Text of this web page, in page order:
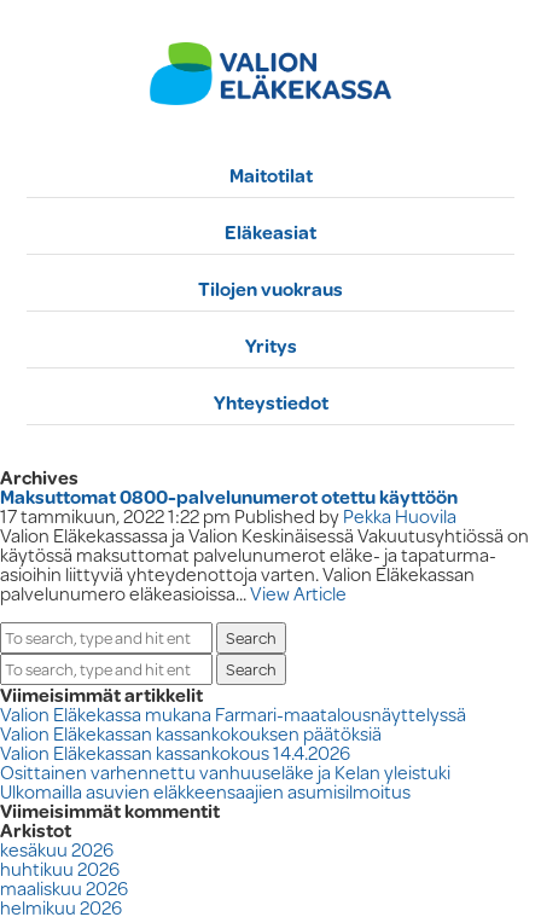
Maitotilat
Eläkeasiat
Tilojen vuokraus
Yritys
Yhteystiedot
Archives
Maksuttomat 0800-palvelunumerot otettu käyttöön
17 tammikuun, 2022 1:22 pm Published byPekka Huovila
Valion Eläkekassassa ja Valion Keskinäisessä Vakuutusyhtiössä on
käytössä maksuttomat palvelunumerot eläke- ja tapaturma-
asioihin liittyviä yhteydenottoja varten. Valion Eläkekassan
palvelunumero eläkeasioissa...View Article
Search
Search
Viimeisimmät artikkelit
Valion Eläkekassa mukana Farmari-maatalousnäyttelyssä
Valion Eläkekassan kassankokouksen päätöksiä
Valion Eläkekassan kassankokous 14.4.2026
Osittainen varhennettu vanhuuseläke ja Kelan yleistuki
Ulkomailla asuvien eläkkeensaajien asumisilmoitus
Viimeisimmät kommentit
Arkistot
kesäkuu 2026
huhtikuu 2026
maaliskuu 2026
helmikuu 2026